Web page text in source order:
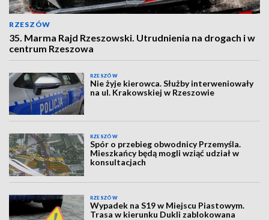
RZESZÓW
35. Marma Rajd Rzeszowski. Utrudnienia na drogach i w
centrum Rzeszowa
RZESZÓW
Nie żyje kierowca. Służby interweniowały
na ul. Krakowskiej w Rzeszowie
RZESZÓW
Spór o przebieg obwodnicy Przemyśla.
Mieszkańcy będą mogli wziąć udział w
konsultacjach
RZESZÓW
Wypadek na S19 w Miejscu Piastowym.
Trasa w kierunku Dukli zablokowana